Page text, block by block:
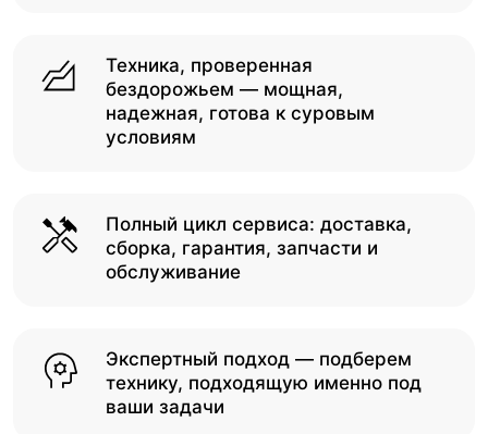
Техника, проверенная
бездорожьем — мощная,
надежная, готова к суровым
условиям
Полный цикл сервиса: доставка,
сборка, гарантия, запчасти и
обслуживание
Экспертный подход — подберем
технику, подходящую именно под
ваши задачи